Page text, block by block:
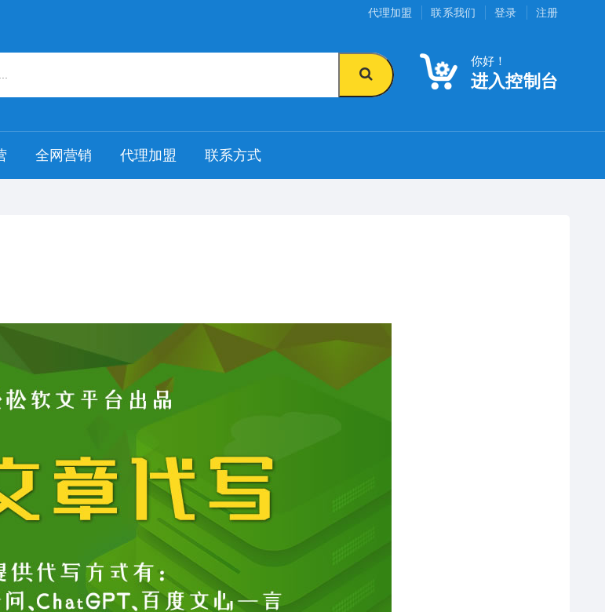
代理加盟 联系我们 登录 注册
你好！
进入控制台
全网营销 代理加盟 联系方式